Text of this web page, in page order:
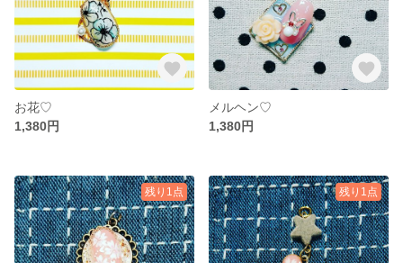
お花♡
1,380円
メルヘン♡
1,380円
残り1点 残り1点